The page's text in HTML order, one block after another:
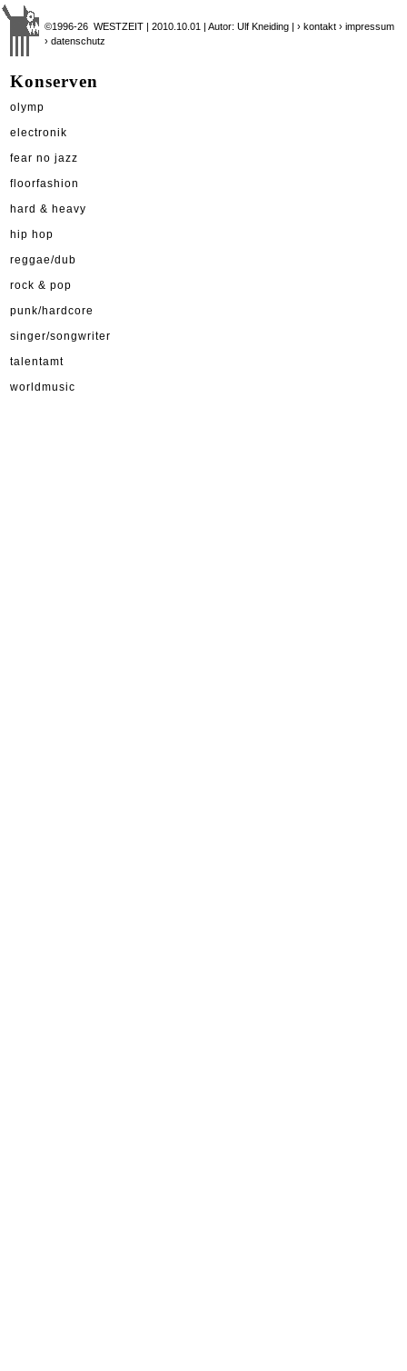
©1996-26 WESTZEIT | 2010.10.01 | Autor: Ulf Kneiding |› kontakt › impressum
› datenschutz
Konserven
olymp
electronik
fear no jazz
floorfashion
hard & heavy
hip hop
reggae/dub
rock & pop
punk/hardcore
singer/songwriter
talentamt
worldmusic